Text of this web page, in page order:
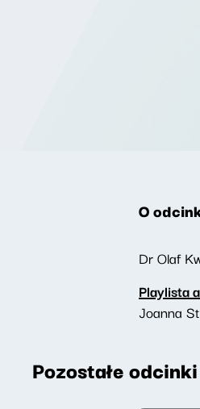
O
Dr Olaf
Playlista
Joanna
Pozostałe